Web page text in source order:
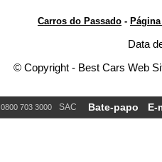
Carros do Passado -
Data
© Copyright - Best Cars Web
0800 703 3000 SAC Bate-papo E-